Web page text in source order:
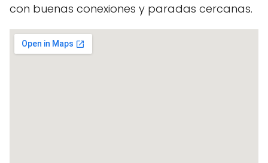
con buenas conexiones y paradas cercanas.